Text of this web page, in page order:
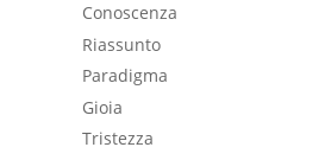
Conoscenza
Riassunto
Paradigma
Gioia
Tristezza